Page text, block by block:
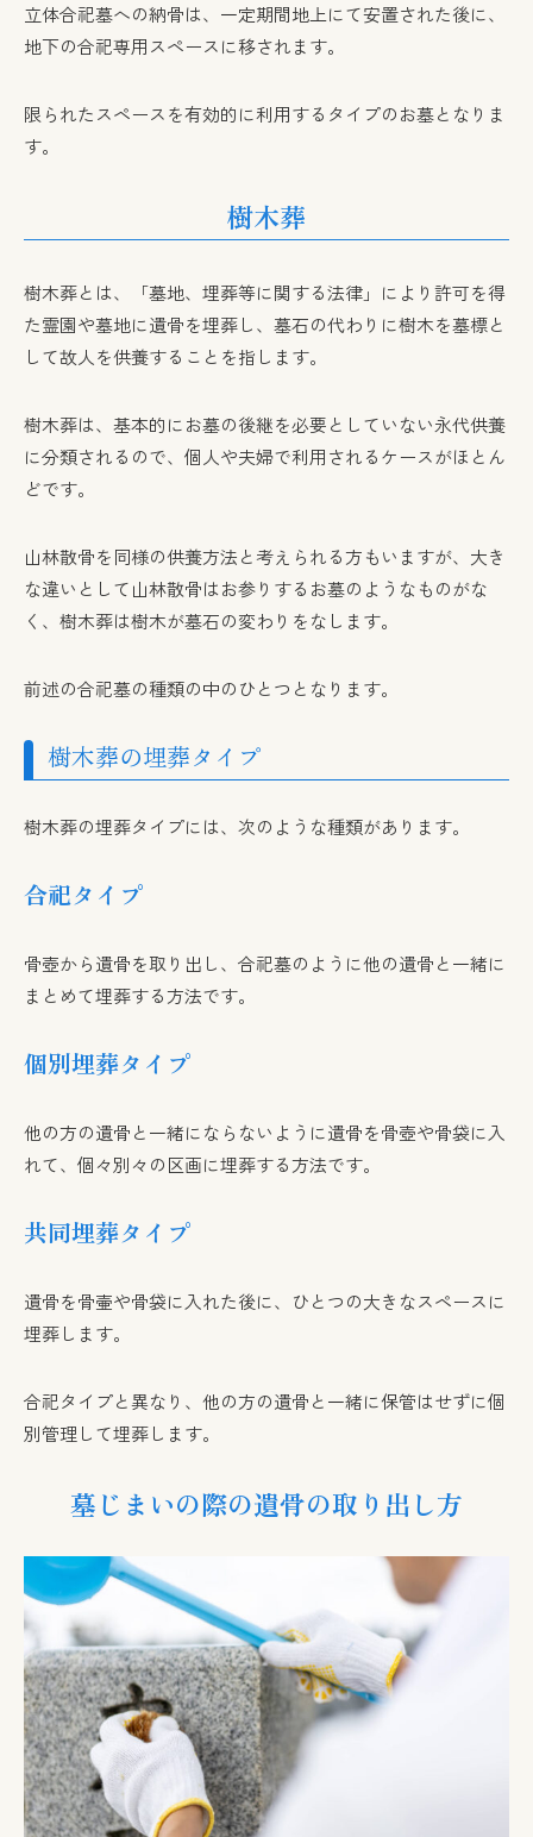
立体合祀墓への納骨は、一定期間地上にて安置された後に、
地下の合祀専用スペースに移されます。
限られたスペースを有効的に利用するタイプのお墓となりま
す。
樹木葬
樹木葬とは、「墓地、埋葬等に関する法律」により許可を得
た霊園や墓地に遺骨を埋葬し、墓石の代わりに樹木を墓標と
して故人を供養することを指します。
樹木葬は、基本的にお墓の後継を必要としていない永代供養
に分類されるので、個人や夫婦で利用されるケースがほとん
どです。
山林散骨を同様の供養方法と考えられる方もいますが、大き
な違いとして山林散骨はお参りするお墓のようなものがな
く、樹木葬は樹木が墓石の変わりをなします。
前述の合祀墓の種類の中のひとつとなります。
樹木葬の埋葬タイプ
樹木葬の埋葬タイプには、次のような種類があります。
合祀タイプ
骨壺から遺骨を取り出し、合祀墓のように他の遺骨と一緒に
まとめて埋葬する方法です。
個別埋葬タイプ
他の方の遺骨と一緒にならないように遺骨を骨壺や骨袋に入
れて、個々別々の区画に埋葬する方法です。
共同埋葬タイプ
遺骨を骨壷や骨袋に入れた後に、ひとつの大きなスペースに
埋葬します。
合祀タイプと異なり、他の方の遺骨と一緒に保管はせずに個
別管理して埋葬します。
墓じまいの際の遺骨の取り出し方